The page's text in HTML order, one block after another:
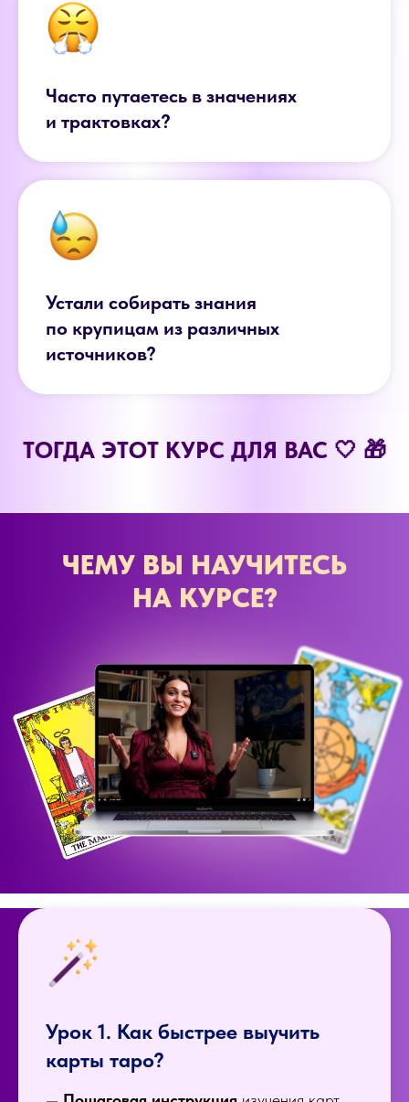
Часто путаетесь в значениях
и трактовках?
Устали собирать знания
по крупицам из различных
источников?
ТОГДА ЭТОТ КУРС ДЛЯ ВАС 🤍 🎁
ЧЕМУ ВЫ НАУЧИТЕСЬ
НА КУРСЕ?
Урок 1. Как быстрее выучить
карты таро?